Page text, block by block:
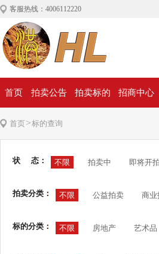
客服热线：4006112220
首页 拍卖公告 拍卖标的 招商中心
首页>标的查询
状 态： 不限 拍卖中 即将开拍
拍卖分类： 不限 公益拍卖 商业
标的分类： 不限 房地产 艺术品